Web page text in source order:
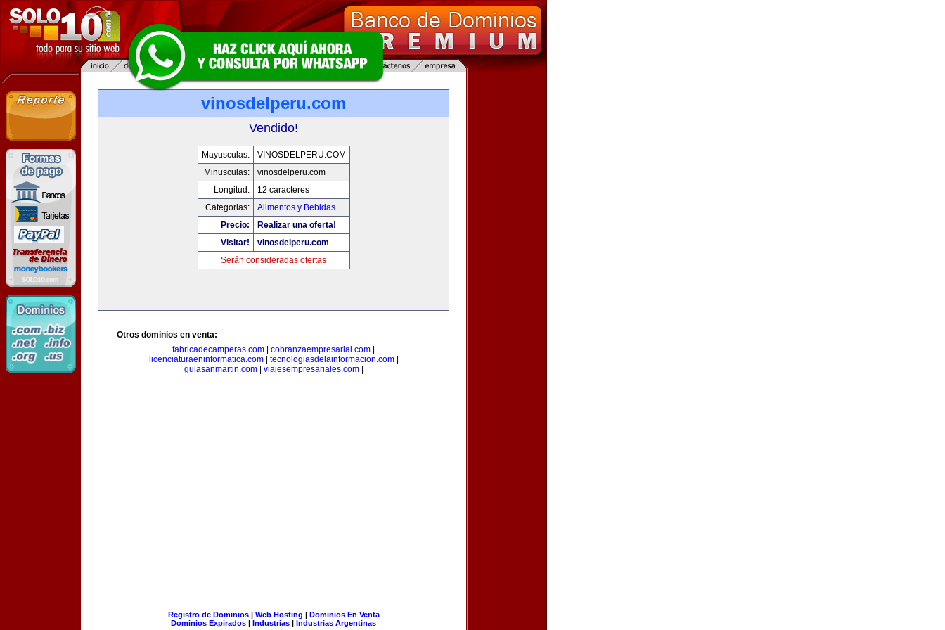
vinosdelperu.com
Vendido!
Mayusculas:
VINOSDELPERU.COM
Minusculas:
vinosdelperu.com
Longitud:
12 caracteres
Categorias:
Alimentos y Bebidas
Precio:
Realizar una oferta!
Visitar!
vinosdelperu.com
Serán consideradas ofertas
Otros dominios en venta:
fabricadecamperas.com
cobranzaempresarial.com
licenciaturaeninformatica.com| tecnologiasdelainformacion.com|
guiasanmartin.com| viajesempresariales.com|
Registro de Dominios| Web Hosting | Dominios En Venta
Dominios Expirados | Industrias | Industrias Argentinas